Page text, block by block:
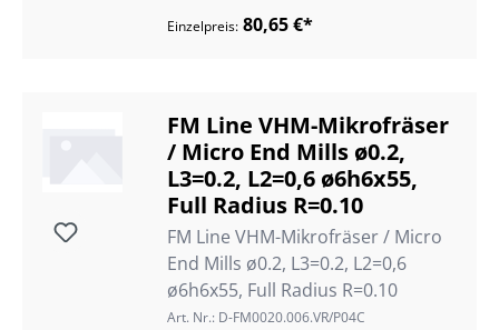
Einzelpreis: 80,65 €*
FM Line VHM-Mikrofräser
/ Micro End Mills ø0.2,
L3=0.2, L2=0,6 ø6h6x55,
Full Radius R=0.10
FM Line VHM-Mikrofräser / Micro
End Mills ø0.2, L3=0.2, L2=0,6
ø6h6x55, Full Radius R=0.10
Art. Nr.: D-FM0020.006.VR/P04C